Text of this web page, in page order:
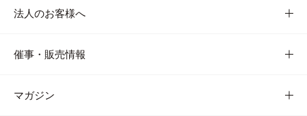
法人のお客様へ
催事・販売情報
マガジン